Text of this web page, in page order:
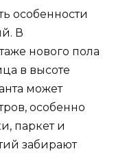
особенности
В
нового пола
в высоте
может
особенно
паркет и
забирают